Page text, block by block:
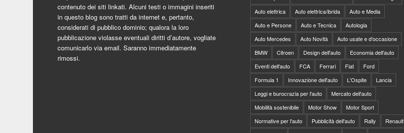
contenuto dei siti linkati. Alcuni testi o immagini inseriti
in questo blog sono tratti da internet e, pertanto,
considerati di pubblico dominio; qualora la loro
pubblicazione violasse eventuali diritti d’autore, vogliate
comunicarlo via email. Saranno immediatamente
rimossi.
Auto elettrica
Auto elettrica/ibrida
Auto e Media
Auto e Persone
Auto e Tecnica
Autologia
Auto Mercedes
Auto Novità
Auto usate e d'occasione
BMW
Citroen Design dell'auto
Economia dell'auto
Eventi dell'auto
FCA Ferrari Fiat
Ford
Formula 1
Innovazione dell'auto L'Ospite
Lancia
Leggi e burocrazia per l'auto
Mercato dell'auto
Mobilità sostenibile
Motor Show
Motor Sport
Normative per l'auto
Pubblicità dell'auto Rally
Renault